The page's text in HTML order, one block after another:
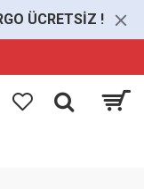
ÜCRETSİZ !